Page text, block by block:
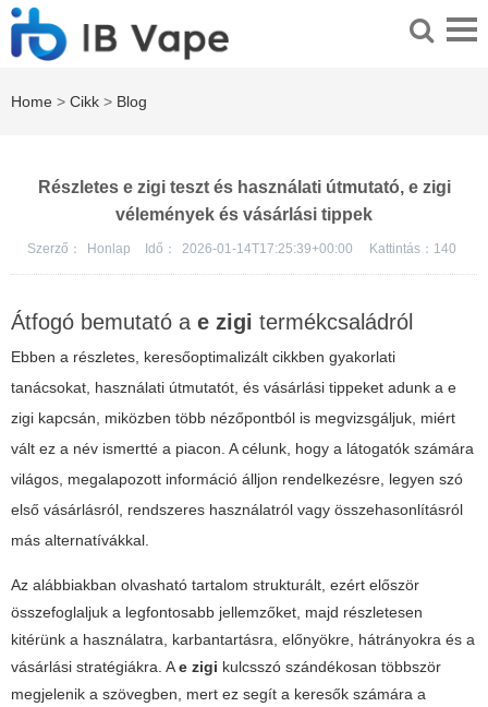
Home > Cikk > Blog
Részletes e zigi teszt és használati útmutató, e zigi
vélemények és vásárlási tippek
Szerző： Honlap Idő： 2026-01-14T17:25:39+00:00 Kattintás： 140
Átfogó bemutató a e zigi termékcsaládról
Ebben a részletes, keresőoptimalizált cikkben gyakorlati
tanácsokat, használati útmutatót, és vásárlási tippeket adunk a e
zigi kapcsán, miközben több nézőpontból is megvizsgáljuk, miért
vált ez a név ismertté a piacon. A célunk, hogy a látogatók számára
világos, megalapozott információ álljon rendelkezésre, legyen szó
első vásárlásról, rendszeres használatról vagy összehasonlításról
más alternatívákkal.
Az alábbiakban olvasható tartalom strukturált, ezért először
összefoglaljuk a legfontosabb jellemzőket, majd részletesen
kitérünk a használatra, karbantartásra, előnyökre, hátrányokra és a
vásárlási stratégiákra. Ae zigi kulcsszó szándékosan többször
megjelenik a szövegben, mert ez segít a keresők számára a